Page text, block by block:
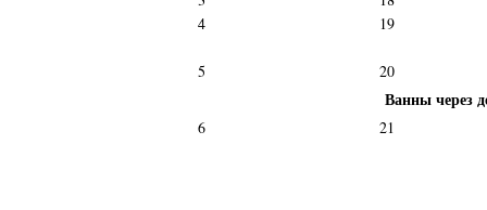
4
19
5 20
Ванны через
6 21